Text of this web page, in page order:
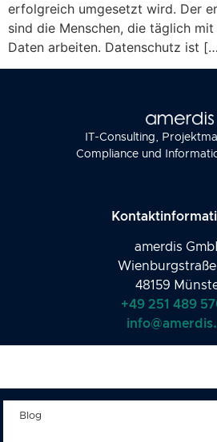
erfolgreich umgesetzt wird. Der
sind die Menschen, die täglich
Daten arbeiten. Datenschutz ist
IT-Consulting,
Compliance und
amerdis
48159
+49 251 489
Blog